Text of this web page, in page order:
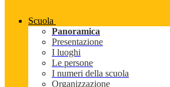
Scuola
Panoramica
Presentazione
I luoghi
Le persone
I numeri della scuola
Organizzazione